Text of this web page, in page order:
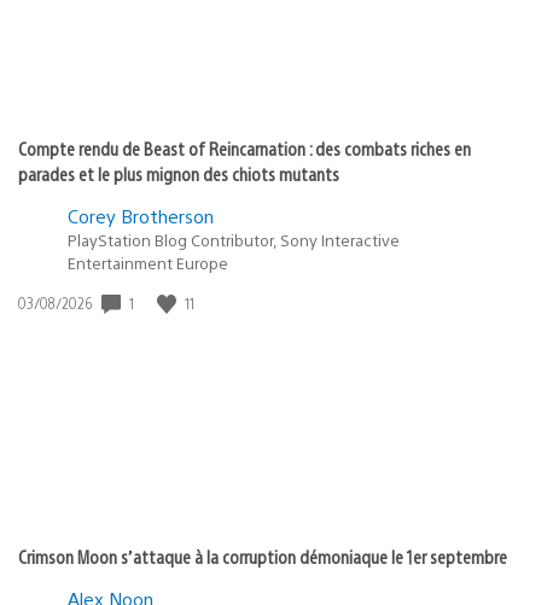
Compte rendu de Beast of Reincarnation : des combats riches en
parades et le plus mignon des chiots mutants
Corey Brotherson
PlayStation Blog Contributor, Sony Interactive
Entertainment Europe
Date
03/08/2026 1 11
Crimson Moon s’attaque à la corruption démoniaque le 1er septembre
Alex Noon